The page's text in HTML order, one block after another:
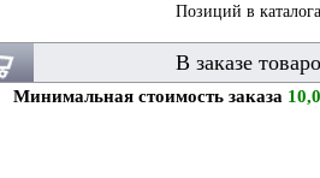
В заказе
Минимальная стоимость заказа
Позиций в